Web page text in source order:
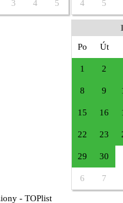
3 4 5 4 5
Po
Út
1 2
8 9
15 16
22 23
29 30
6 7